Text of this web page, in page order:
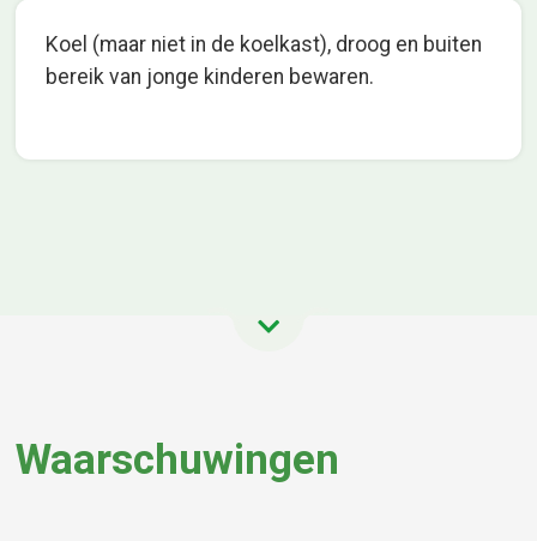
Koel (maar niet in de koelkast), droog en buiten
bereik van jonge kinderen bewaren.
Waarschuwingen